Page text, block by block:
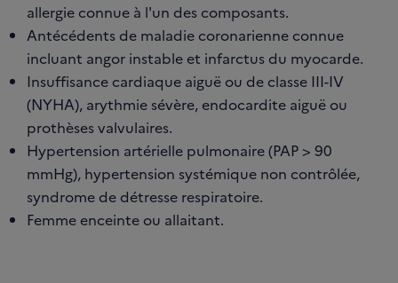
allergie connue à l'un des composants.
Antécédents de maladie coronarienne connue
incluant angor instable et infarctus du myocarde.
Insuffisance cardiaque aiguë ou de classe III-IV
(NYHA), arythmie sévère, endocardite aiguë ou
prothèses valvulaires.
Hypertension artérielle pulmonaire (PAP > 90
mmHg), hypertension systémique non contrôlée,
syndrome de détresse respiratoire.
Femme enceinte ou allaitant.